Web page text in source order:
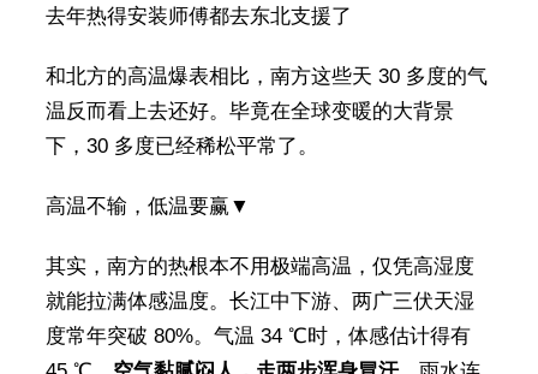
去年热得安装师傅都去东北支援了
和北方的高温爆表相比，南方这些天 30 多度的气
温反而看上去还好。毕竟在全球变暖的大背景
下，30 多度已经稀松平常了。
高温不输，低温要赢▼
其实，南方的热根本不用极端高温，仅凭高湿度
就能拉满体感温度。长江中下游、两广三伏天湿
度常年突破 80%。气温 34 ℃时，体感估计得有